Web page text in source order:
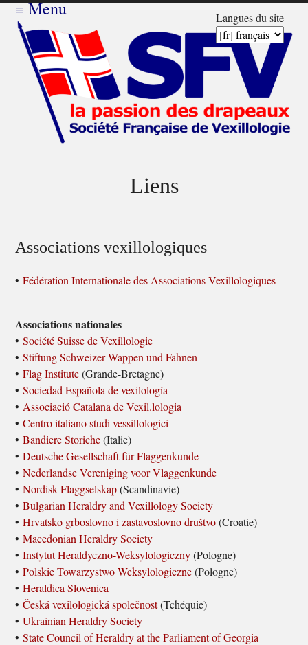
Langues du site
≡Menu
Liens
Associations vexillologiques
•Fédération Internationale des Associations Vexillologiques
Associations nationales
•Société Suisse de Vexillologie
•Stiftung Schweizer Wappen und Fahnen
•Flag Institute(Grande-Bretagne)
•Sociedad Española de vexilología
• Associació Catalana de Vexil.lologia
•Centro italiano studi vessillologici
•Bandiere Storiche(Italie)
•Deutsche Gesellschaft für Flaggenkunde
•Nederlandse Vereniging voor Vlaggenkunde
•Nordisk Flaggselskap(Scandinavie)
•Bulgarian Heraldry and Vexillology Society
•Hrvatsko grboslovno i zastavoslovno društvo(Croatie)
•Macedonian Heraldry Society
•Instytut Heraldyczno-Weksylologiczny(Pologne)
•Polskie Towarzystwo Weksylologiczne(Pologne)
•Heraldica Slovenica
•Česká vexilologická společnost(Tchéquie)
•Ukrainian Heraldry Society
•State Council of Heraldry at the Parliament of Georgia